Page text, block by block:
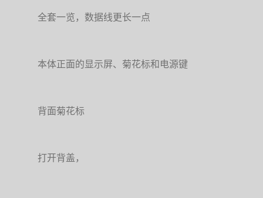
全套一览，数据线更长一点
本体正面的显示屏、菊花标和电源键
背面菊花标
打开背盖，